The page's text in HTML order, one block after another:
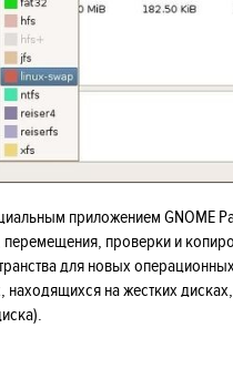
приложением GNOME
проверки и
для новых
на жестких